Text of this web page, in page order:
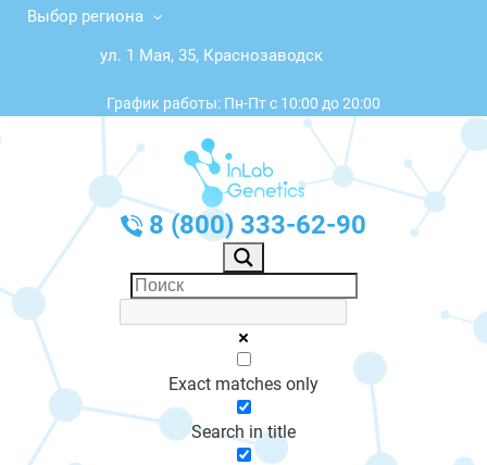
Выбор региона
ул. 1 Мая, 35, Краснозаводск
График работы: Пн-Пт с 10:00 до 20:00
8 (800) 333-62-90
Exact matches only
Search in title